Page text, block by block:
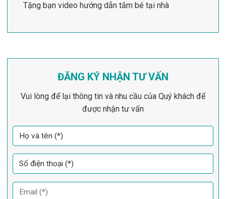
Tặng bạn video hướng dẫn tắm bé tại nhà
ĐĂNG KÝ NHẬN TƯ VẤN
Vui lòng để lại thông tin và nhu cầu của Quý khách để
được nhận tư vấn